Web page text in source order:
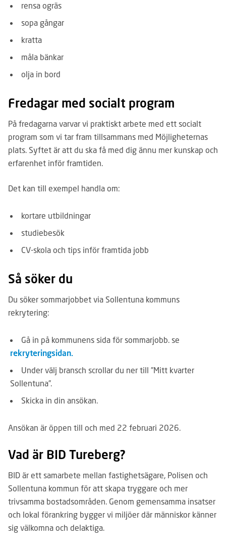
rensa ogräs
sopa gångar
kratta
måla bänkar
olja in bord
Fredagar med socialt program
På fredagarna varvar vi praktiskt arbete med ett socialt
program som vi tar fram tillsammans med Möjligheternas
plats. Syftet är att du ska få med dig ännu mer kunskap och
erfarenhet inför framtiden.
Det kan till exempel handla om:
kortare utbildningar
studiebesök
CV-skola och tips inför framtida jobb
Så söker du
Du söker sommarjobbet via Sollentuna kommuns
rekrytering:
Gå in på kommunens sida för sommarjobb. se
rekryteringsidan.
Under välj bransch scrollar du ner till ”Mitt kvarter
Sollentuna”.
Skicka in din ansökan.
Ansökan är öppen till och med 22 februari 2026.
Vad är BID Tureberg?
BID är ett samarbete mellan fastighetsägare, Polisen och
Sollentuna kommun för att skapa tryggare och mer
trivsamma bostadsområden. Genom gemensamma insatser
och lokal förankring bygger vi miljöer där människor känner
sig välkomna och delaktiga.